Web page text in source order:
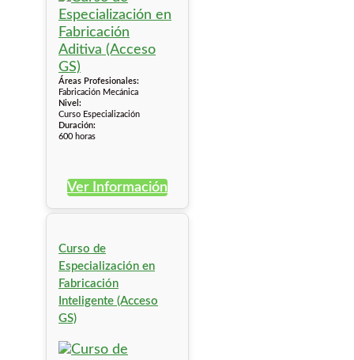
Áreas Profesionales:
Fabricación Mecánica
Nivel:
Curso Especialización
Duración:
600 horas
Ver Información
Curso de
Especialización en
Fabricación
Inteligente (Acceso
GS)